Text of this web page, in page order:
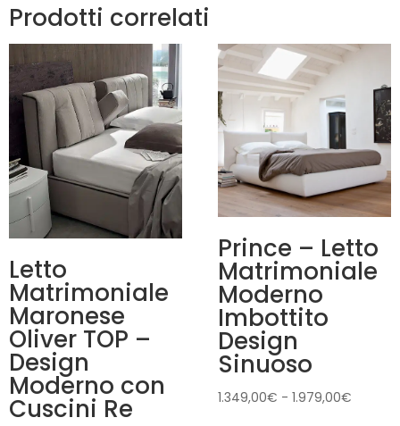
Prodotti correlati
Letto
Matrimoniale
Maronese
Oliver TOP –
Design
Moderno con
Cuscini Re
Prince – Letto
Matrimoniale
Moderno
Imbottito
Design
Sinuoso
1.349,00€ - 1.979,00€